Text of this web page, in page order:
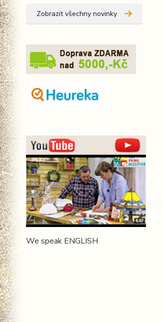
Zobrazit všechny novinky
We speak ENGLISH